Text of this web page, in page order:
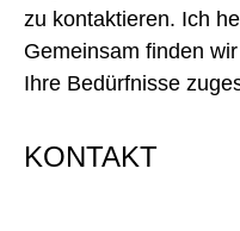
zu kontaktieren. Ich
Gemeinsam finden
Ihre Bedürfnisse
KONTAKT